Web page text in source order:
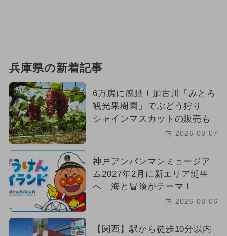
兵庫県の新着記事
6万房に感動！加古川「みとろ
観光果樹園」でぶどう狩り
シャインマスカットの販売も
2026-08-07
神戸アンパンマンミュージア
ム2027年2月に新エリア誕生
へ 海と冒険がテーマ！
2026-08-06
【関西】駅から徒歩10分以内